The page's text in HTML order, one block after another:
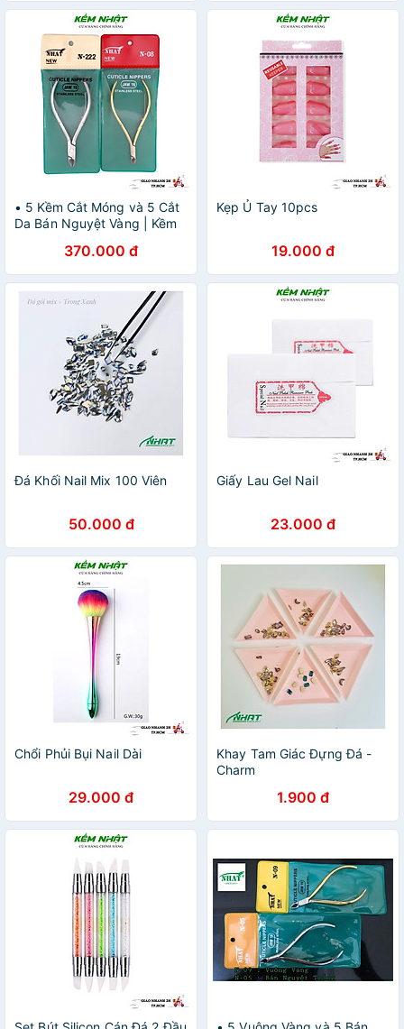
• 5 Kềm Cắt Móng và 5 Cắt
Da Bán Nguyệt Vàng | Kềm
370.000 đ
Kẹp Ủ Tay 10pcs
19.000 đ
Đá Khối Nail Mix 100 Viên
50.000 đ
Giấy Lau Gel Nail
23.000 đ
Chổi Phủi Bụi Nail Dài
29.000 đ
Khay Tam Giác Đựng Đá -
Charm
1.900 đ